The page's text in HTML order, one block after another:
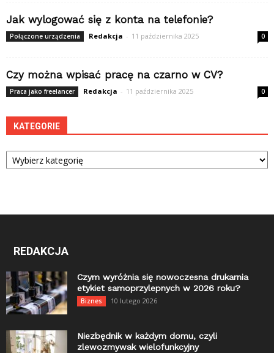
Jak wylogować się z konta na telefonie?
Połączone urządzenia Redakcja - 11 października 2025 0
Czy można wpisać pracę na czarno w CV?
Praca jako freelancer Redakcja - 11 października 2025 0
KATEGORIE
Kategorie
REDAKCJA
Czym wyróżnia się nowoczesna drukarnia
etykiet samoprzylepnych w 2026 roku?
Biznes 10 lutego 2026
Niezbędnik w każdym domu, czyli
zlewozmywak wielofunkcyjny